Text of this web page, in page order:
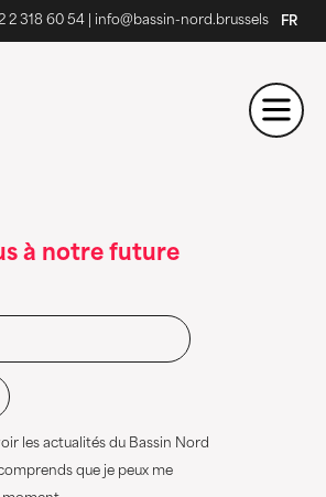
2 318 60 54 info@bassin-nord.brussels FR
à notre future
les actualités du Bassin Nord
que je peux me